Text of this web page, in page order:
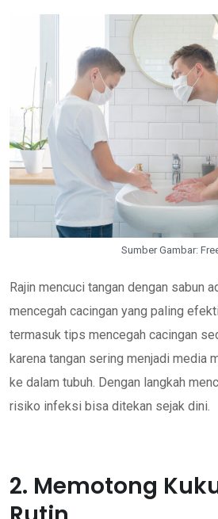
Sumber Gambar:
Rajin mencuci tangan dengan sabun
mencegah cacingan yang paling
termasuk tips mencegah cacingan
karena tangan sering menjadi media
ke dalam tubuh. Dengan langkah
risiko infeksi bisa ditekan sejak dini.
2. Memotong